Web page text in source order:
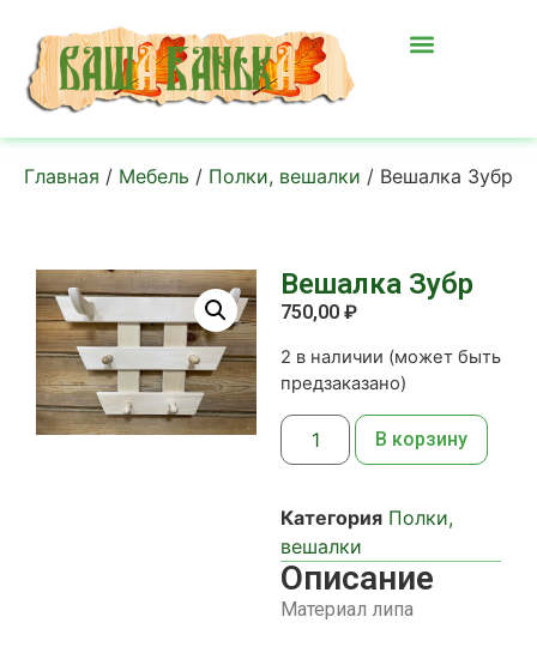
Главная / Мебель / Полки, вешалки / Вешалка Зубр
Вешалка Зубр
750,00 ₽
2 в наличии (может быть
предзаказано)
В корзину
Категория Полки,
вешалки
Описание
Материал липа